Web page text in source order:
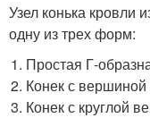
Узел конька кровли
одну из трех форм:
Простая Г-
Конек с
Конек с круглой